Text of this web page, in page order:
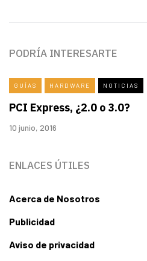
PODRÍA INTERESARTE
GUÍAS HARDWARE NOTICIAS
PCI Express, ¿2.0 o 3.0?
10 junio, 2016
ENLACES ÚTILES
Acerca de Nosotros
Publicidad
Aviso de privacidad